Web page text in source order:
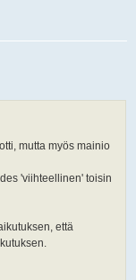
mutta myös mainio
'viihteellinen' toisin
että